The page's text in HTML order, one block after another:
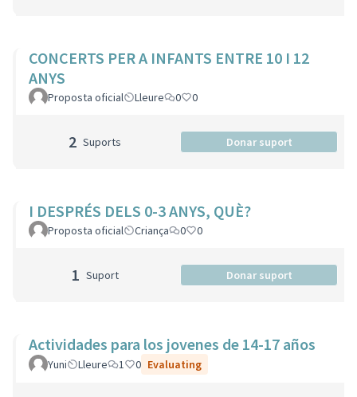
CONCERTS PER A INFANTS ENTRE 10 I 12
ANYS
Proposta oficial Lleure 0 0
2 Suports Donar suport
I DESPRÉS DELS 0-3 ANYS, QUÈ?
Proposta oficial Criança 0 0
1 Suport Donar suport
Actividades para los jovenes de 14-17 años
Yuni Lleure 1 0 Evaluating